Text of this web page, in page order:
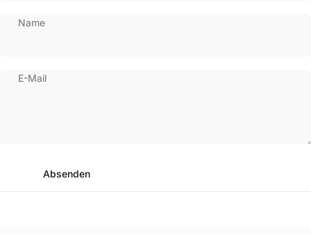
Name
E-Mail
Absenden